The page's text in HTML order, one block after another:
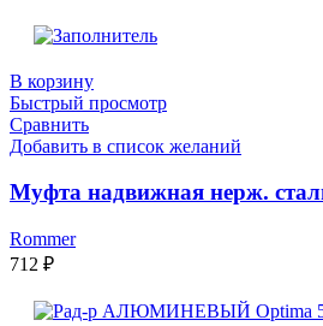
В корзину
Быстрый просмотр
Сравнить
Добавить в список желаний
Муфта надвижная нерж.
Rommer
712 ₽